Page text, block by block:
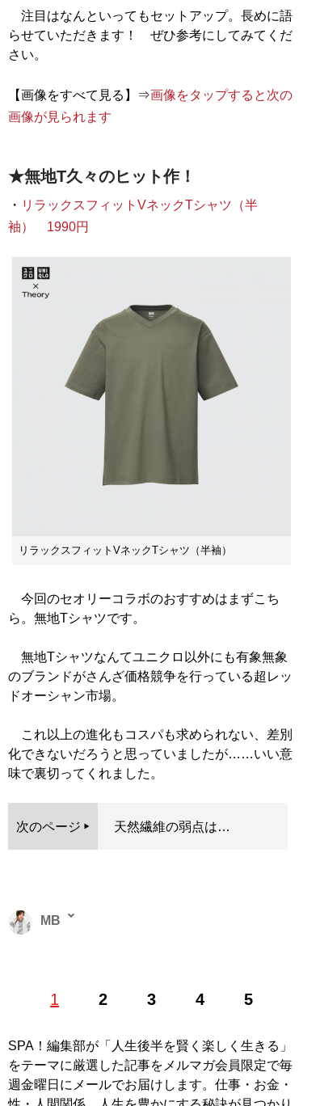
注目はなんといってもセットアップ。長めに語
らせていただきます！ ぜひ参考にしてみてくだ
さい。
【画像をすべて見る】⇒画像をタップすると次の
画像が見られます
★無地T久々のヒット作！
・ リラックスフィットVネックTシャツ（半
袖） 1990円
リラックスフィットVネックTシャツ（半袖）
今回のセオリーコラボのおすすめはまずこち
ら。無地Tシャツです。
無地Tシャツなんてユニクロ以外にも有象無象
のブランドがさんざ価格競争を行っている超レッ
ドオーシャン市場。
これ以上の進化もコスパも求められない、差別
化できないだろうと思っていましたが……いい意
味で裏切ってくれました。
次のページ 天然繊維の弱点は…
1 2 3 4 5
MB
MBの偏愛ブランド図鑑
最速でおしゃれに見
『幸服論――人生は服で簡単に変えられる
』など関連書
籍が累計200万部を突破。ブログ「
Knower Mag現役メ
ンズバイヤーが伝えるオシャレになる方法」、ユーチュ
ーブ「 MBチャンネル 」も話題に。年間の被服費は1000
SPA！編集部が「人生後半を賢く楽しく生きる」
をテーマに厳選した記事をメルマガ会員限定で毎
週金曜日にメールでお届けします。仕事・お金・